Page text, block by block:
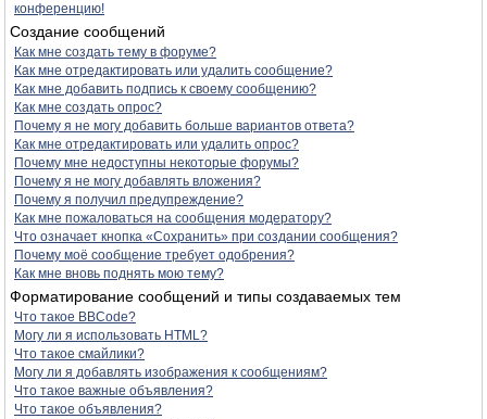
конференцию!
Создание сообщений
Как мне создать тему в форуме?
Как мне отредактировать или удалить сообщение?
Как мне добавить подпись к своему сообщению?
Как мне создать опрос?
Почему я не могу добавить больше вариантов ответа?
Как мне отредактировать или удалить опрос?
Почему мне недоступны некоторые форумы?
Почему я не могу добавлять вложения?
Почему я получил предупреждение?
Как мне пожаловаться на сообщения модератору?
Что означает кнопка «Сохранить» при создании сообщения?
Почему моё сообщение требует одобрения?
Как мне вновь поднять мою тему?
Форматирование сообщений и типы создаваемых тем
Что такое BBCode?
Могу ли я использовать HTML?
Что такое смайлики?
Могу ли я добавлять изображения к сообщениям?
Что такое важные объявления?
Что такое объявления?